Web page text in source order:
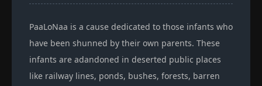
PaaLoNaa is a cause dedicated to those infants who
have been shunned by their own parents. These
infants are adandoned in deserted public places
like railway lines, ponds, bushes, forests, barren